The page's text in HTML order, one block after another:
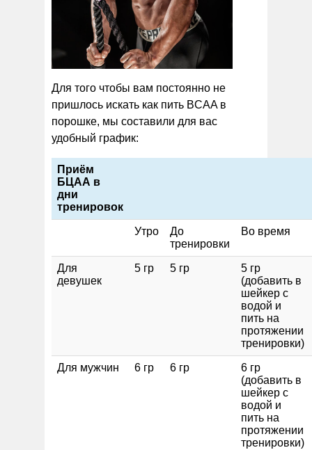
Для того чтобы вам постоянно не
пришлось искать как пить BCAA в
порошке, мы составили для вас
удобный график:
Приём
БЦАА в
дни
тренировок
Утро
До
тренировки
Во время
Для
девушек
5 гр 5 гр
5 гр
(добавить в
шейкер с
водой и
пить на
протяжении
тренировки)
Для мужчин 6 гр 6 гр
6 гр
(добавить в
шейкер с
водой и
пить на
протяжении
тренировки)